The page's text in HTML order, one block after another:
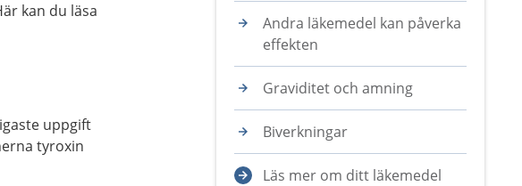
kan du läsa
uppgift
tyroxin
Andra läkemedel kan påverka
effekten
Graviditet och amning
Biverkningar
Läs mer om ditt läkemedel